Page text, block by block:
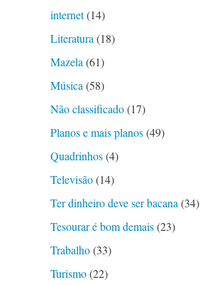
internet(14)
Literatura(18)
Mazela(61)
Música(58)
Não classificado(17)
Planos e mais planos(49)
Quadrinhos(4)
Televisão(14)
Ter dinheiro deve ser bacana(34)
Tesourar é bom demais(23)
Trabalho(33)
Turismo(22)